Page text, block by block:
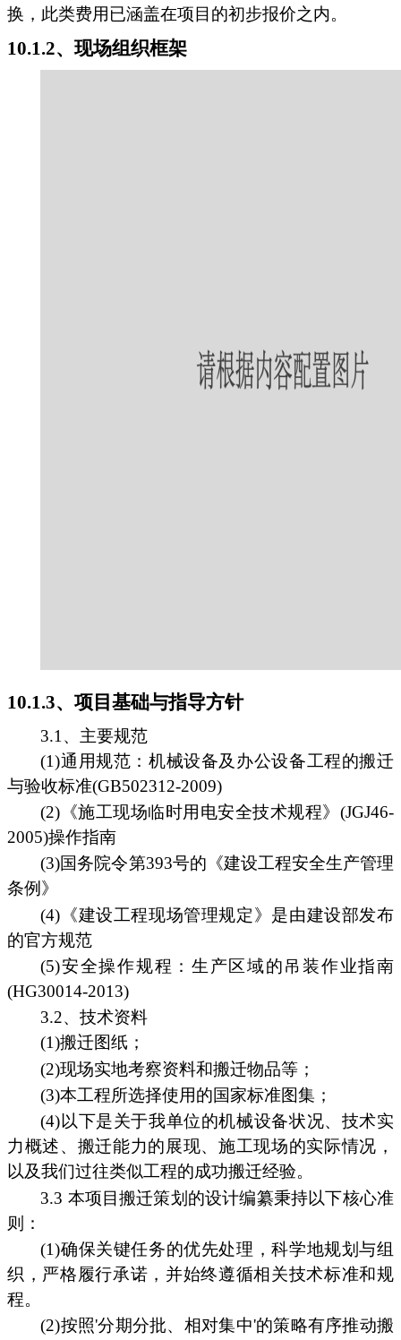
换，此类费用已涵盖在项目的初步报价之内。
10.1.2、现场组织框架
10.1.3、项目基础与指导方针
3.1、主要规范
(1)通用规范：机械设备及办公设备工程的搬迁
与验收标准(GB502312-2009)
(2)《施工现场临时用电安全技术规程》(JGJ46-
2005)操作指南
(3)国务院令第393号的《建设工程安全生产管理
条例》
(4)《建设工程现场管理规定》是由建设部发布
的官方规范
(5)安全操作规程：生产区域的吊装作业指南
(HG30014-2013)
3.2、技术资料
(1)搬迁图纸；
(2)现场实地考察资料和搬迁物品等；
(3)本工程所选择使用的国家标准图集；
(4)以下是关于我单位的机械设备状况、技术实
力概述、搬迁能力的展现、施工现场的实际情况，
以及我们过往类似工程的成功搬迁经验。
3.3 本项目搬迁策划的设计编纂秉持以下核心准
则：
(1)确保关键任务的优先处理，科学地规划与组
织，严格履行承诺，并始终遵循相关技术标准和规
程。
(2)按照'分期分批、相对集中'的策略有序推动搬